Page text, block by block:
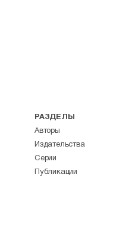
РАЗДЕЛЫ
Авторы
Издательства
Серии
Публикации